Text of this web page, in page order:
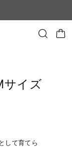
サイズ
して育てら